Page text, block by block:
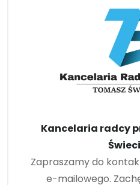
Kancelaria radcy
Zapraszamy do
e-mailowego.